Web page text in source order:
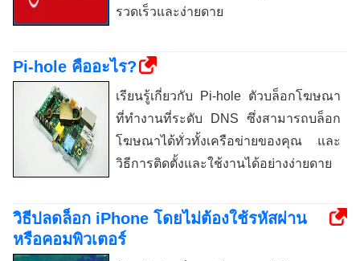
รวดเร็วและง่ายดาย
Pi-hole คืออะไร?
เรียนรู้เกี่ยวกับ Pi-hole ตัวบล็อกโฆษณา
ที่ทำงานที่ระดับ DNS ซึ่งสามารถบล็อก
โฆษณาได้ทั่วทั้งเครือข่ายของคุณ และ
วิธีการติดตั้งและใช้งานได้อย่างง่ายดาย
วิธีปลดล็อก iPhone โดยไม่ต้องใช้รหัสผ่าน
หรือคอมพิวเตอร์